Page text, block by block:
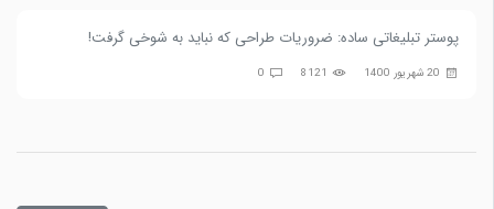
پوستر تبلیغاتی ساده: ضروریات طراحی که نباید به شوخی گرفت!
20 شهریور 1400 8121
0